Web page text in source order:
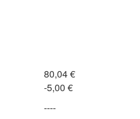
80,04 €
-5,00 €
----